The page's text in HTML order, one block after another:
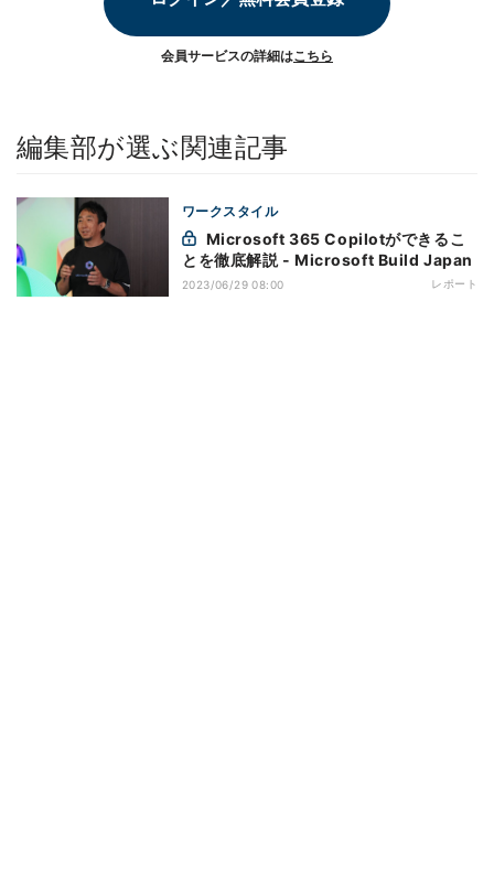
会員サービスの詳細はこちら
編集部が選ぶ関連記事
ワークスタイル
とを徹底解説 - Microsoft Build Japan
2023/06/29 08:00 レポート